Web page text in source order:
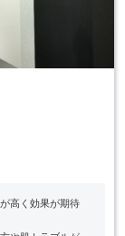
高く効果が期待